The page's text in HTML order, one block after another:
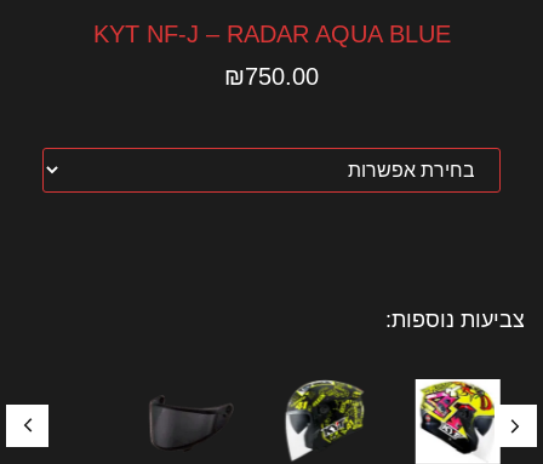
KYT NF-J – RADAR AQUA BLUE
₪750.00
צביעות נוספות: